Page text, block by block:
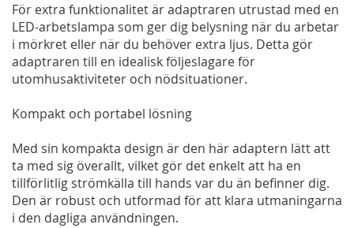
För extra funktionalitet är adaptraren utrustad med en
LED-arbetslampa som ger dig belysning när du arbetar
i mörkret eller när du behöver extra ljus. Detta gör
adaptraren till en idealisk följeslagare för
utomhusaktiviteter och nödsituationer.
Kompakt och portabel lösning
Med sin kompakta design är den här adaptern lätt att
ta med sig överallt, vilket gör det enkelt att ha en
tillförlitlig strömkälla till hands var du än befinner dig.
Den är robust och utformad för att klara utmaningarna
i den dagliga användningen.